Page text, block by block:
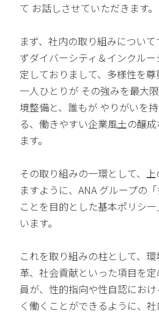
て お話しさせていただきます。
まず、社内の取り組みについ
ずダイバーシティ＆インクル
定しておりまして、多様性を
一人ひとりが その強みを最大
境整備と、誰もが やりがいを
る、働きやすい企業風土の醸
ます。
その取り組みの一環として、
ますように、ANA グループの
ことを目的とした基本ポリシ
います。
これを取り組みの柱として、
革、社会貢献といった項目を
員が、性的指向や性自認にお
く働くことができるように、